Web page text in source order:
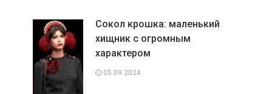
Сокол крошка: маленький
хищник с огромным
характером
05.09.2024